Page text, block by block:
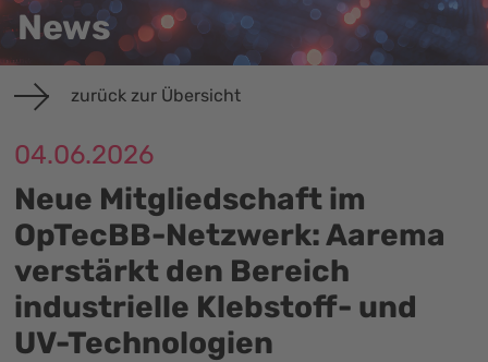
News
zurück zur Übersicht
04.06.2026
Neue Mitgliedschaft im
OpTecBB-Netzwerk: Aarema
verstärkt den Bereich
industrielle Klebstoff- und
UV-Technologien